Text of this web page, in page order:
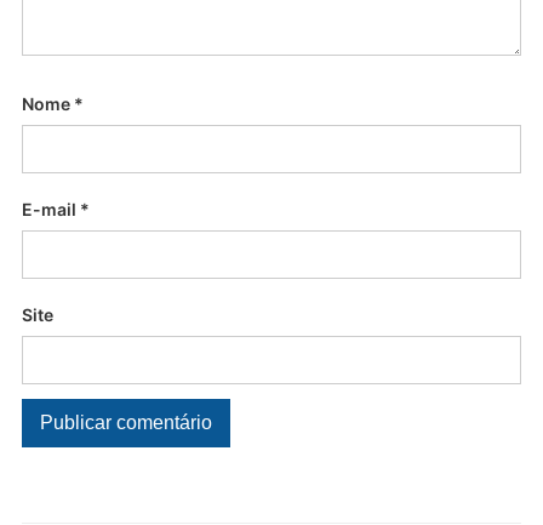
Nome *
E-mail *
Site